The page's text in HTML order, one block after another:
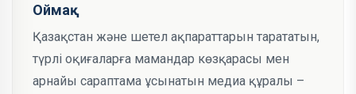
Оймақ
Қазақстан және шетел ақпараттарын тарататын,
түрлі оқиғаларға мамандар көзқарасы мен
арнайы сараптама ұсынатын медиа құралы –